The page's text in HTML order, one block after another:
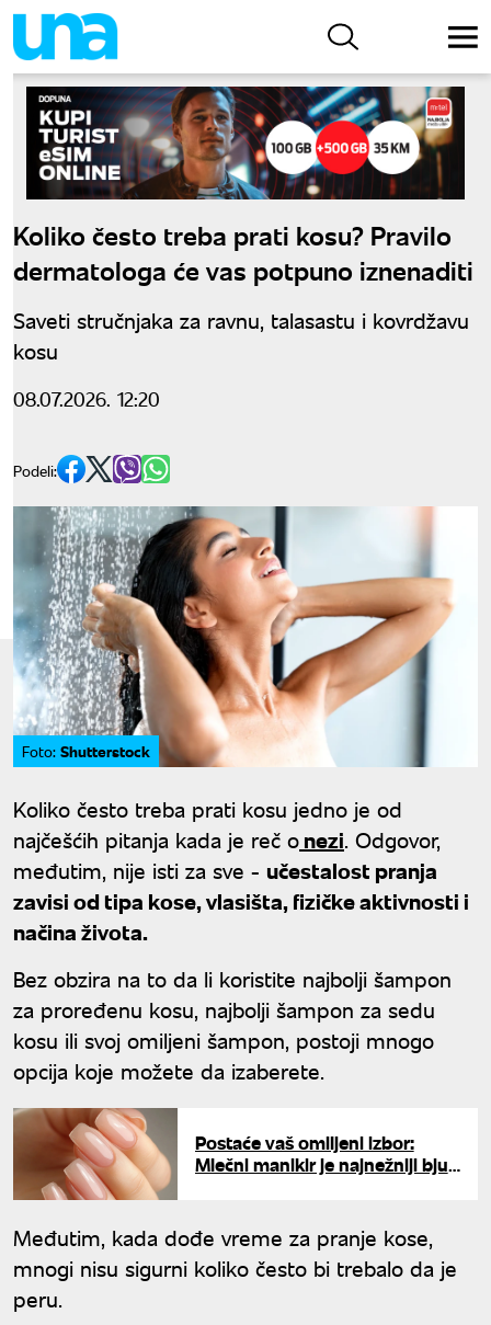
Koliko često treba prati kosu? Pravilo
dermatologa će vas potpuno iznenaditi
Saveti stručnjaka za ravnu, talasastu i kovrdžavu
kosu
08.07.2026. 12:20
Podeli:
Foto: Shutterstock
Koliko često treba prati kosu jedno je od
najčešćih pitanja kada je reč onezi. Odgovor,
međutim, nije isti za sve - učestalost pranja
zavisi od tipa kose, vlasišta, fizičke aktivnosti i
načina života.
Bez obzira na to da li koristite najbolji šampon
za proređenu kosu, najbolji šampon za sedu
kosu ili svoj omiljeni šampon, postoji mnogo
opcija koje možete da izaberete.
Postaće vaš omiljeni izbor:
Mlečni manikir je najnežniji bjuti
Međutim, kada dođe vreme za pranje kose,
mnogi nisu sigurni koliko često bi trebalo da je
peru.